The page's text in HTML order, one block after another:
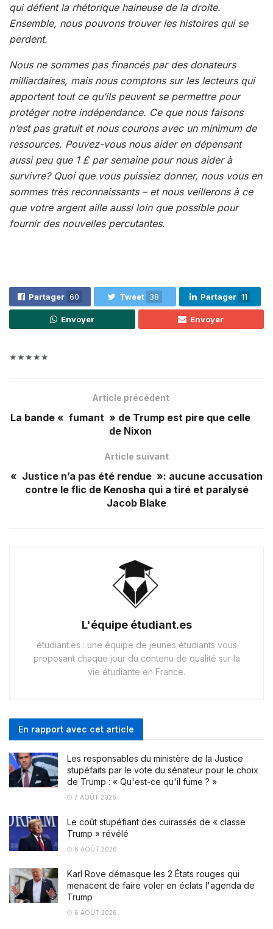
qui défient la rhétorique haineuse de la droite.
Ensemble, nous pouvons trouver les histoires qui se
perdent.
Nous ne sommes pas financés par des donateurs
milliardaires, mais nous comptons sur les lecteurs qui
apportent tout ce qu’ils peuvent se permettre pour
protéger notre indépendance. Ce que nous faisons
n’est pas gratuit et nous courons avec un minimum de
ressources. Pouvez-vous nous aider en dépensant
aussi peu que 1 £ par semaine pour nous aider à
survivre? Quoi que vous puissiez donner, nous vous en
sommes très reconnaissants – et nous veillerons à ce
que votre argent aille aussi loin que possible pour
fournir des nouvelles percutantes.
Partager 60 Tweet 38 Partager 11
Envoyer Envoyer
★★★★★
Article précédent
La bande « fumant » de Trump est pire que celle
de Nixon
Article suivant
« Justice n’a pas été rendue »: aucune accusation
contre le flic de Kenosha qui a tiré et paralysé
Jacob Blake
L'équipe étudiant.es
étudiant.es : une équipe de jeunes étudiants vous
proposant chaque jour du contenu de qualité sur la
vie étudiante en France.
En rapport avec cet article
Les responsables du ministère de la Justice
stupéfaits par le vote du sénateur pour le choix
de Trump : « Qu'est-ce qu'il fume ? »
7 AOÛT 2026
Le coût stupéfiant des cuirassés de « classe
Trump » révélé
6 AOÛT 2026
Karl Rove démasque les 2 États rouges qui
menacent de faire voler en éclats l'agenda de
Trump
6 AOÛT 2026